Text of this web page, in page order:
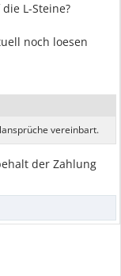
L-Steine?
noch loesen
vereinbart.
der Zahlung